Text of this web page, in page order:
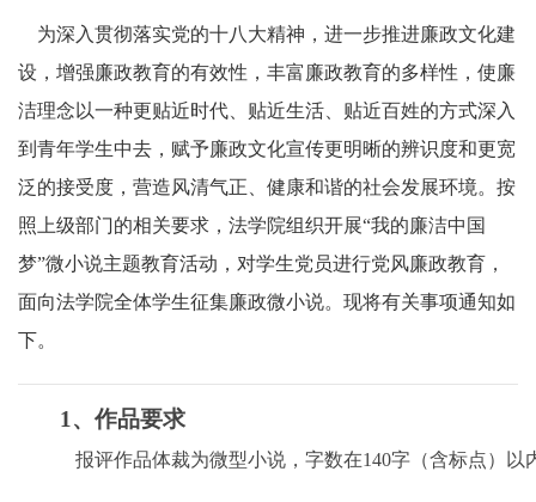
为深入贯彻落实党的十八大精神，进一步推进廉政文化建
设，增强廉政教育的有效性，丰富廉政教育的多样性，使廉
洁理念以一种更贴近时代、贴近生活、贴近百姓的方式深入
到青年学生中去，赋予廉政文化宣传更明晰的辨识度和更宽
泛的接受度，营造风清气正、健康和谐的社会发展环境。按
照上级部门的相关要求，法学院组织开展“我的廉洁中国
梦”微小说主题教育活动，对学生党员进行党风廉政教育，
面向法学院全体学生征集廉政微小说。现将有关事项通知如
下。
1 、作品要求
报评作品体裁为微型小说，字数在140字（含标点）以